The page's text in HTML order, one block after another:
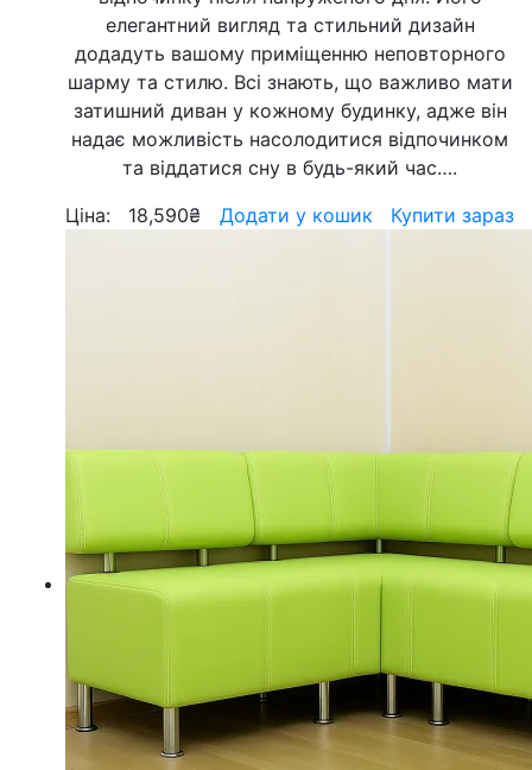
елегантний вигляд та стильний дизайн
додадуть вашому приміщенню неповторного
шарму та стилю. Всі знають, що важливо мати
затишний диван у кожному будинку, адже він
надає можливість насолодитися відпочинком
та віддатися сну в будь-який час….
Ціна:
18,590₴ Додати у кошик Купити зараз